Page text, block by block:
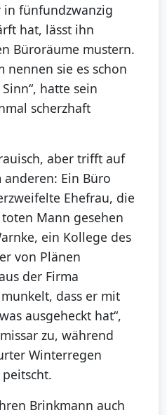
fünfundzwanzig
hat, lässt ihn
Büroräume mustern.
nennen sie es schon
hatte sein
scherzhaft
aber trifft auf
anderen: Ein Büro
Ehefrau, die
Mann gesehen
ein Kollege des
von Plänen
der Firma
dass er mit
ausgeheckt hat“,
zu, während
Winterregen
Brinkmann auch